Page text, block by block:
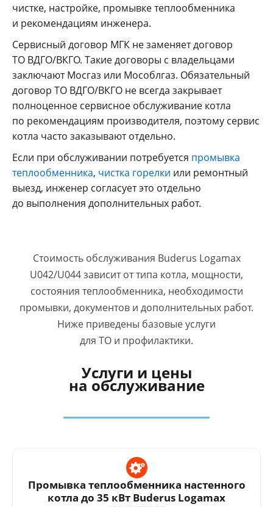
чистке, настройке, промывке теплообменника
и рекомендациям инженера.
Сервисный договор МГК не заменяет договор
ТО ВДГО/ВКГО. Такие договоры с владельцами
заключают Мосгаз или Мособлгаз. Обязательный
договор ТО ВДГО/ВКГО не всегда закрывает
полноценное сервисное обслуживание котла
по рекомендациям производителя, поэтому сервис
котла часто заказывают отдельно.
Если при обслуживании потребуется промывка
теплообменника, чистка горелки или ремонтный
выезд, инженер согласует это отдельно
до выполнения дополнительных работ.
Стоимость обслуживания Buderus Logamax
U042/U044 зависит от типа котла, мощности,
состояния теплообменника, необходимости
промывки, документов и дополнительных работ.
Ниже приведены базовые услуги
для ТО и профилактики.
Услуги и цены
на обслуживание
Промывка теплообменника настенного
котла до 35 кВт Buderus Logamax